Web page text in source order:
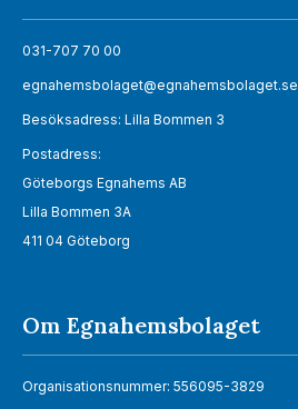
031-707 70 00
egnahemsbolaget@egnahemsbolaget.se
Besöksadress: Lilla Bommen 3
Postadress:
Göteborgs Egnahems AB
Lilla Bommen 3A
411 04 Göteborg
Om Egnahemsbolaget
Organisationsnummer: 556095-3829